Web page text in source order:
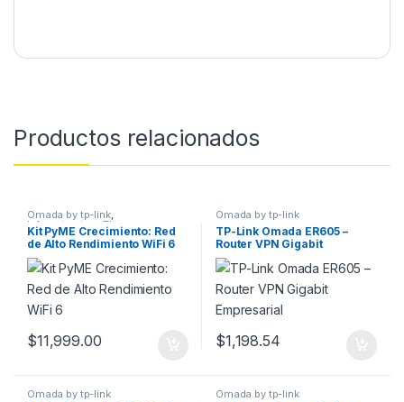
Productos relacionados
Omada by tp-link,
Infraestructura TI
Kit PyME Crecimiento: Red
de Alto Rendimiento WiFi 6
$11,999.00
Omada by tp-link
TP-Link Omada ER605 –
Router VPN Gigabit
Empresarial
$1,198.54
Omada by tp-link Omada by tp-link